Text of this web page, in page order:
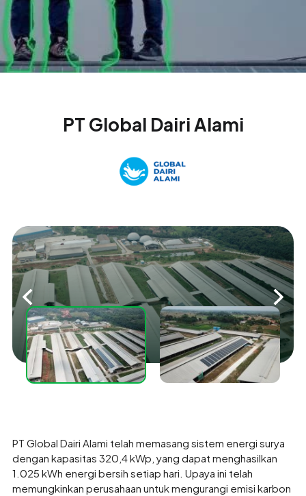
PT Global Dairi Alami
PT Global Dairi Alami telah memasang sistem energi surya
dengan kapasitas 320,4 kWp, yang dapat menghasilkan
1.025 kWh energi bersih setiap hari. Upaya ini telah
memungkinkan perusahaan untuk mengurangi emisi karbon